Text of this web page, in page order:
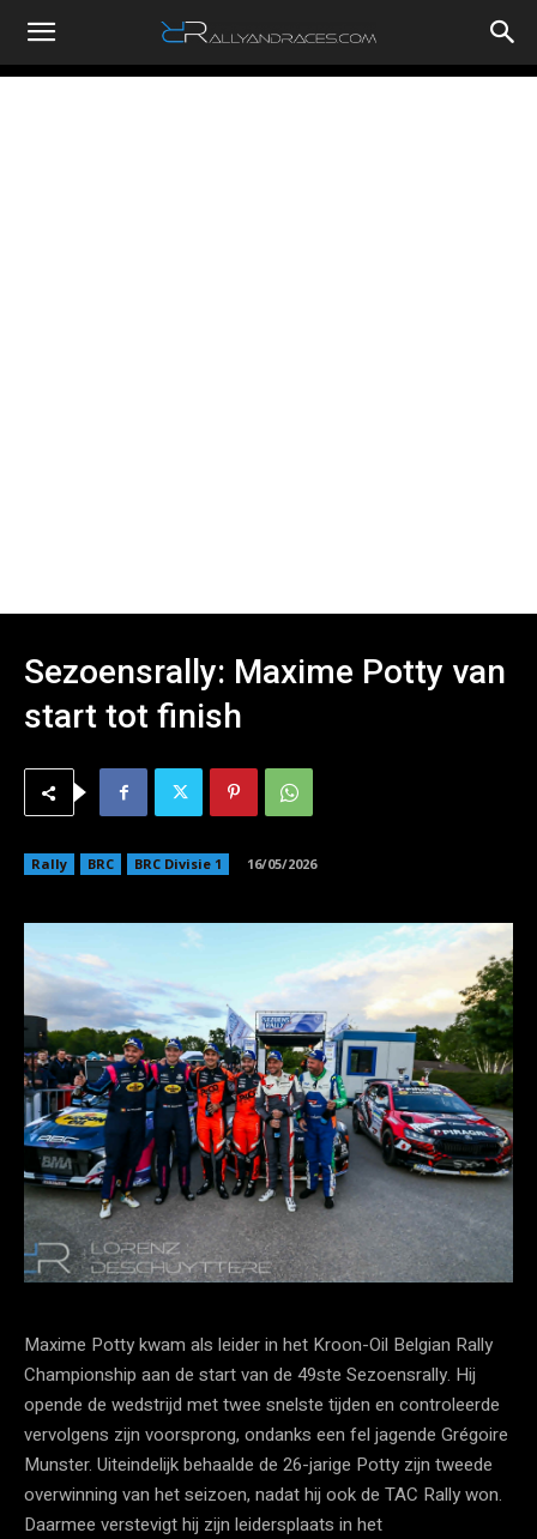
RallyandRaces.com
Sezoensrally: Maxime Potty van
start tot finish
Rally BRC BRC Divisie 1 16/05/2026
Maxime Potty kwam als leider in het Kroon-Oil Belgian Rally
Championship aan de start van de 49ste Sezoensrally. Hij
opende de wedstrijd met twee snelste tijden en controleerde
vervolgens zijn voorsprong, ondanks een fel jagende Grégoire
Munster. Uiteindelijk behaalde de 26-jarige Potty zijn tweede
overwinning van het seizoen, nadat hij ook de TAC Rally won.
Daarmee verstevigt hij zijn leidersplaats in het